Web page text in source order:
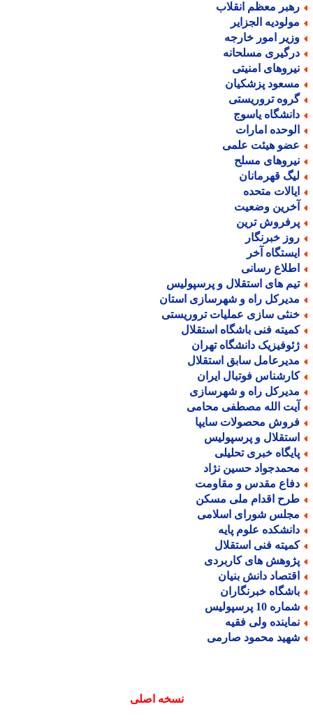
معظم انقلاب
الجزایر
امور خارجه
مسلحانه
امنیتی
پزشکیان
تروریستی
یاسوج
امارات
هیئت علمی
مسلح
قهرمانان
متحده
وضعیت
ترین
خبرنگار
آخر
رسانی
های استقلال و پرسپولیس
راه و شهرسازی استان
سازی عملیات تروریستی
فنی باشگاه استقلال
دانشگاه تهران
سابق استقلال
فوتبال ایران
راه و شهرسازی
الله مصطفی محامی
محصولات سایپا
و پرسپولیس
خبری تحلیلی
حسین نژاد
مقدس و مقاومت
اقدام ملی مسکن
شورای اسلامی
علوم پایه
فنی استقلال
های کاربردی
دانش بنیان
خبرنگاران
10 پرسپولیس
ولی فقیه
محمود صارمی
نسخه اصلی